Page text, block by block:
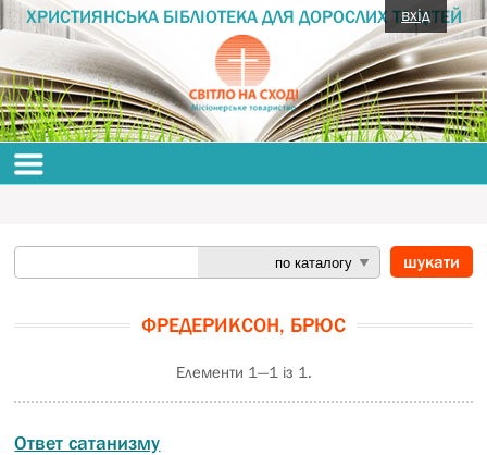
ХРИСТИЯНСЬКА БІБЛІОТЕКА ДЛЯ ДОРОСЛИХ ТА ДІТЕЙ
ФРЕДЕРИКСОН, БРЮС
Елементи 1—1 із 1.
Ответ сатанизму
вхід